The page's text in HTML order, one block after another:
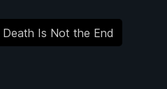
Death Is Not the End